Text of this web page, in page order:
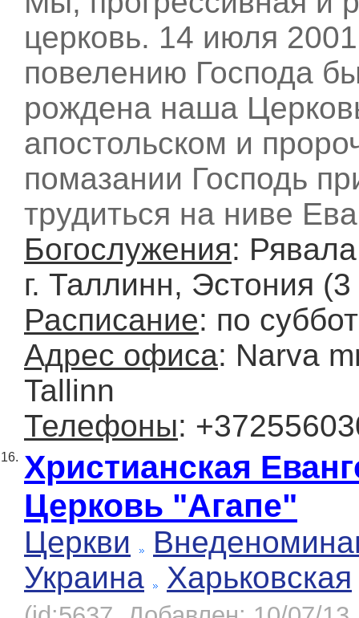
церковь. 14 июля
повелению Господа
рождена наша
апостольском и
помазании Господь
трудиться на ниве
Богослужения:
г. Таллинн, Эстония
Расписание: по
Адрес офиса: Narva
Tallinn
Телефоны:
16. Христианская
Церковь "Агапе"
Церкви
Украина
Харьковская